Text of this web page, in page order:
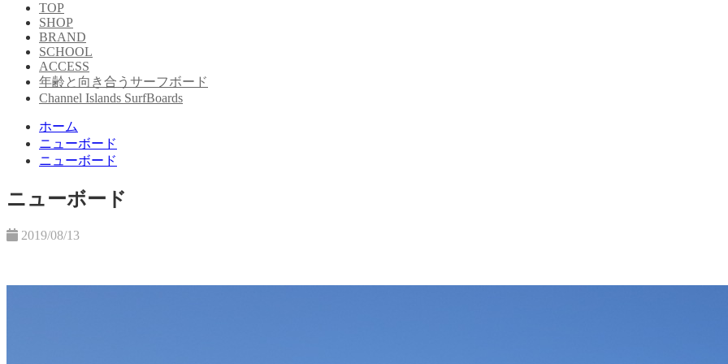
TOP
SHOP
BRAND
SCHOOL
ACCESS
年齢と向き合うサーフボード
Channel Islands SurfBoards
ホーム
ニューボード
ニューボード
ニューボード
2019/08/13